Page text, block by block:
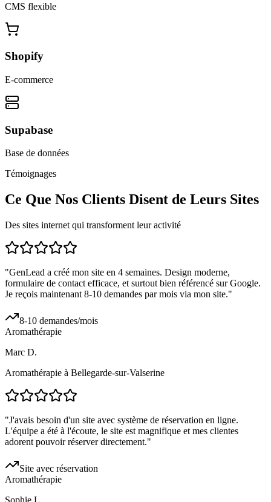
CMS flexible
Shopify
E-commerce
Supabase
Base de données
Témoignages
Ce Que Nos Clients Disent de Leurs Sites
Des sites internet qui transforment leur activité
"GenLead a créé mon site en 4 semaines. Design moderne,
formulaire de contact efficace, et surtout bien référencé sur Google.
Je reçois maintenant 8-10 demandes par mois via mon site."
8-10 demandes/mois
Aromathérapie
Marc D.
Aromathérapie à Bellegarde-sur-Valserine
"J'avais besoin d'un site avec système de réservation en ligne.
L'équipe a été à l'écoute, le site est magnifique et mes clientes
adorent pouvoir réserver directement."
Site avec réservation
Aromathérapie